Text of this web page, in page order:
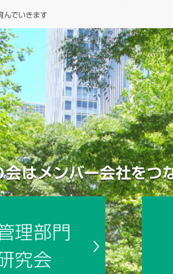
んでいきます
会はメンバー会社をつ
理部門
究会